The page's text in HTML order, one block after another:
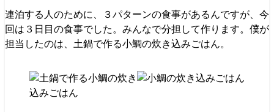
連泊する人のために、３パターンの食事があるんですが、今
回は３日目の食事でした。みんなで分担して作ります。僕が
担当したのは、土鍋で作る小鯛の炊き込みごはん。